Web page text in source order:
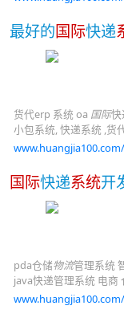
最好的国际快递
货代erp 系统 oa 国际快
小包系统, 快递系统 ,货
国际快递系统开
pda仓储物流管理系统
java快递管理系统 电商